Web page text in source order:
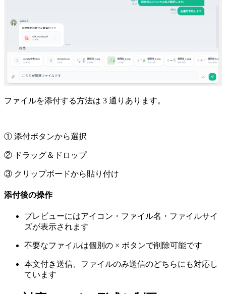
ファイルを添付する方法は 3 通りあります。
① 添付ボタンから選択
② ドラッグ＆ドロップ
③ クリップボードから貼り付け
添付後の操作
プレビューにはアイコン・ファイル名・ファイルサイ
ズが表示されます
不要なファイルは個別の × ボタンで削除可能です
本文付き送信、ファイルのみ送信のどちらにも対応し
ています